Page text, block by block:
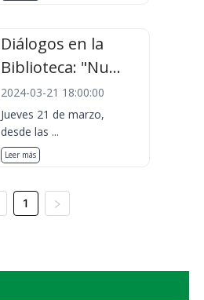
Diálogos en la
Biblioteca: "Nu...
2024-03-21 18:00:00
Jueves 21 de marzo,
desde las ...
Leer más
1